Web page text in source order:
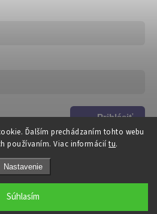
Ďalším prechádzaním tohto webu
používaním. Viac informáciítu.
Nastavenie
Súhlasím
Prihlásiť
sa